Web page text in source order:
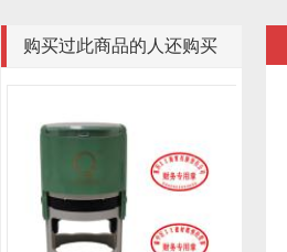
购买过此商品的人还购买